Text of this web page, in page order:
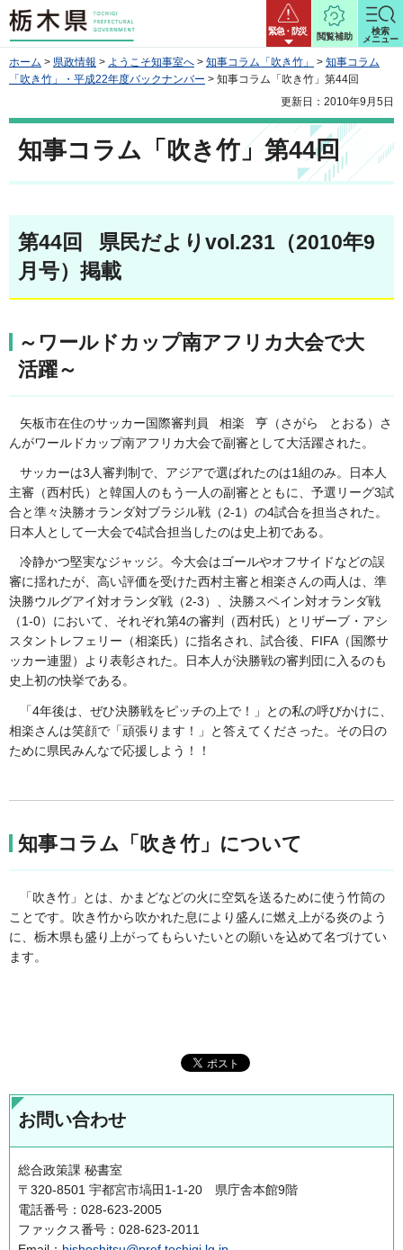
栃木県 緊急・防災
閲覧補助
検索
メニュー
ホーム > 県政情報 > ようこそ知事室へ > 知事コラム「吹き竹」 > 知事コラム
「吹き竹」・平成22年度バックナンバー > 知事コラム「吹き竹」第44回
更新日：2010年9月5日
知事コラム「吹き竹」第44回
第44回 県民だよりvol.231（2010年9
月号）掲載
～ワールドカップ南アフリカ大会で大
活躍～
矢板市在住のサッカー国際審判員 相楽 亨（さがら とおる）さ
んがワールドカップ南アフリカ大会で副審として大活躍された。
サッカーは3人審判制で、アジアで選ばれたのは1組のみ。日本人
主審（西村氏）と韓国人のもう一人の副審とともに、予選リーグ3試
合と準々決勝オランダ対ブラジル戦（2-1）の4試合を担当された。
日本人として一大会で4試合担当したのは史上初である。
冷静かつ堅実なジャッジ。今大会はゴールやオフサイドなどの誤
審に揺れたが、高い評価を受けた西村主審と相楽さんの両人は、準
決勝ウルグアイ対オランダ戦（2-3）、決勝スペイン対オランダ戦
（1-0）において、それぞれ第4の審判（西村氏）とリザーブ・アシ
スタントレフェリー（相楽氏）に指名され、試合後、FIFA（国際サ
ッカー連盟）より表彰された。日本人が決勝戦の審判団に入るのも
史上初の快挙である。
「4年後は、ぜひ決勝戦をピッチの上で！」との私の呼びかけに、
相楽さんは笑顔で「頑張ります！」と答えてくださった。その日の
ために県民みんなで応援しよう！！
知事コラム「吹き竹」について
「吹き竹」とは、かまどなどの火に空気を送るために使う竹筒の
ことです。吹き竹から吹かれた息により盛んに燃え上がる炎のよう
に、栃木県も盛り上がってもらいたいとの願いを込めて名づけてい
ます。
お問い合わせ
総合政策課 秘書室
〒320-8501 宇都宮市塙田1-1-20 県庁舎本館9階
電話番号：028-623-2005
ファックス番号：028-623-2011